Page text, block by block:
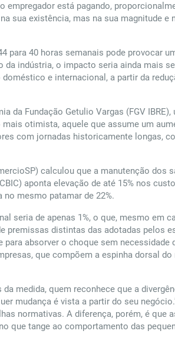
está pagando,
sua existência, mas na sua magnitude e
40 horas semanais pode provocar
indústria, o impacto seria ainda mais
e internacional, a partir da
da Fundação Getulio Vargas (FGV
otimista, aquele que assume um
com jornadas historicamente longas,
calculou que a manutenção dos
aponta elevação de até 15% nos
mesmo patamar de 22%.
seria de apenas 1%, o que, mesmo em
premissas distintas das adotadas pelos
absorver o choque sem necessidade
que compõem a espinha dorsal
medida, quem reconhece que a
mudança é vista a partir do seu
normativas. A diferença, porém, é que
que tange ao comportamento das